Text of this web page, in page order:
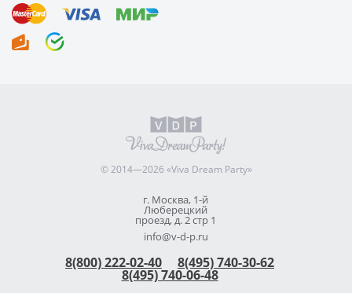
© 2014—2026 «Viva Dream Party»
г. Москва, 1-й
Люберецкий
проезд, д. 2 стр 1
info@v-d-p.ru
8(800) 222-02-40 8(495) 740-30-62
8(495) 740-06-48